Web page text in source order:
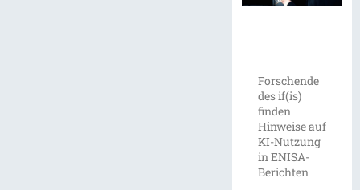
Forschende
des if(is)
finden
Hinweise auf
KI-Nutzung
in ENISA-
Berichten